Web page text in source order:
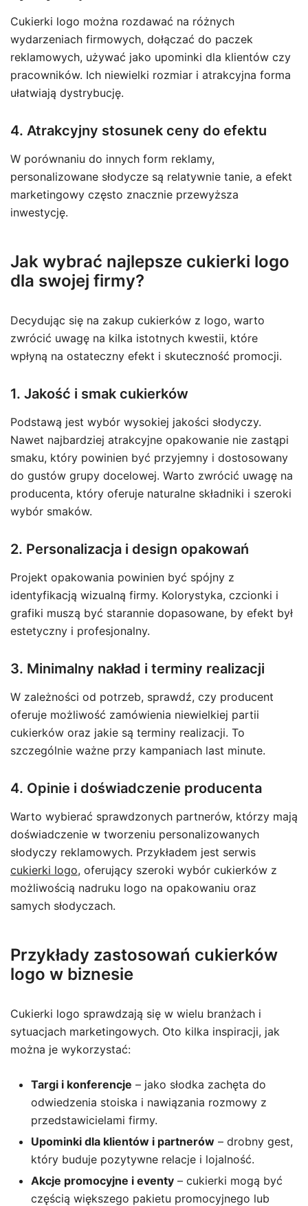
Cukierki logo można rozdawać na różnych
wydarzeniach firmowych, dołączać do paczek
reklamowych, używać jako upominki dla klientów czy
pracowników. Ich niewielki rozmiar i atrakcyjna forma
ułatwiają dystrybucję.
4. Atrakcyjny stosunek ceny do efektu
W porównaniu do innych form reklamy,
personalizowane słodycze są relatywnie tanie, a efekt
marketingowy często znacznie przewyższa
inwestycję.
Jak wybrać najlepsze cukierki logo
dla swojej firmy?
Decydując się na zakup cukierków z logo, warto
zwrócić uwagę na kilka istotnych kwestii, które
wpłyną na ostateczny efekt i skuteczność promocji.
1. Jakość i smak cukierków
Podstawą jest wybór wysokiej jakości słodyczy.
Nawet najbardziej atrakcyjne opakowanie nie zastąpi
smaku, który powinien być przyjemny i dostosowany
do gustów grupy docelowej. Warto zwrócić uwagę na
producenta, który oferuje naturalne składniki i szeroki
wybór smaków.
2. Personalizacja i design opakowań
Projekt opakowania powinien być spójny z
identyfikacją wizualną firmy. Kolorystyka, czcionki i
grafiki muszą być starannie dopasowane, by efekt był
estetyczny i profesjonalny.
3. Minimalny nakład i terminy realizacji
W zależności od potrzeb, sprawdź, czy producent
oferuje możliwość zamówienia niewielkiej partii
cukierków oraz jakie są terminy realizacji. To
szczególnie ważne przy kampaniach last minute.
4. Opinie i doświadczenie producenta
Warto wybierać sprawdzonych partnerów, którzy mają
doświadczenie w tworzeniu personalizowanych
słodyczy reklamowych. Przykładem jest serwis
cukierki logo, oferujący szeroki wybór cukierków z
możliwością nadruku logo na opakowaniu oraz
samych słodyczach.
Przykłady zastosowań cukierków
logo w biznesie
Cukierki logo sprawdzają się w wielu branżach i
sytuacjach marketingowych. Oto kilka inspiracji, jak
można je wykorzystać:
Targi i konferencje – jako słodka zachęta do
odwiedzenia stoiska i nawiązania rozmowy z
przedstawicielami firmy.
Upominki dla klientów i partnerów – drobny gest,
który buduje pozytywne relacje i lojalność.
Akcje promocyjne i eventy – cukierki mogą być
częścią większego pakietu promocyjnego lub